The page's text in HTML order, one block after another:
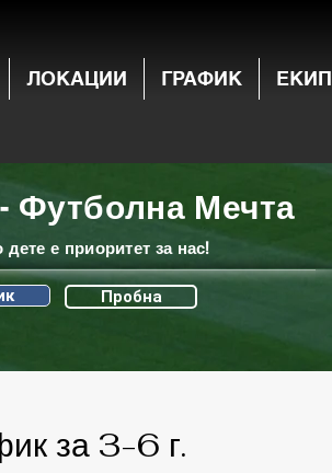
ЛОКАЦИИ ГРАФИК ЕКИП
Футболна Мечта
е приоритет за нас!
Пробна
за 3-6 г.